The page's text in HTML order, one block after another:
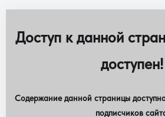
Доступ к данной
доступен!
Содержание данной страницы
подписчиков